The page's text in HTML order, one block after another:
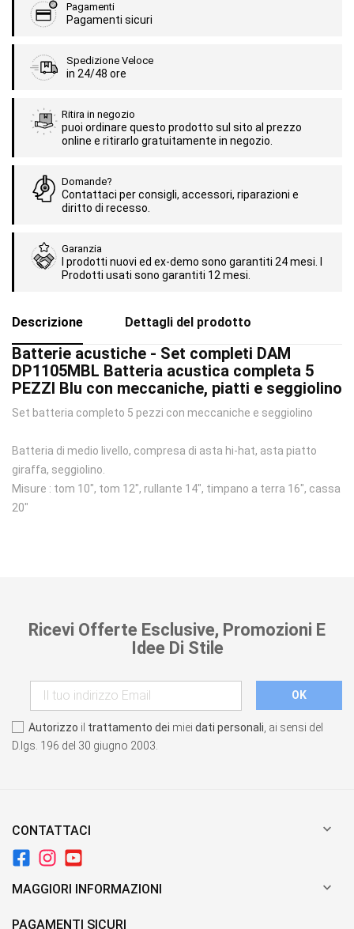
Pagamenti
Pagamenti sicuri
Spedizione Veloce
in 24/48 ore
Ritira in negozio
puoi ordinare questo prodotto sul sito al prezzo
online e ritirarlo gratuitamente in negozio.
Domande?
Contattaci per consigli, accessori, riparazioni e
diritto di recesso.
Garanzia
I prodotti nuovi ed ex-demo sono garantiti 24 mesi. I
Prodotti usati sono garantiti 12 mesi.
Descrizione Dettagli del prodotto
Batterie acustiche - Set completi DAM
DP1105MBL Batteria acustica completa 5
PEZZI Blu con meccaniche, piatti e seggiolino
Set batteria completo 5 pezzi con meccaniche e seggiolino
Batteria di medio livello, compresa di asta hi-hat, asta piatto
giraffa, seggiolino.
Misure : tom 10", tom 12", rullante 14", timpano a terra 16", cassa
20"
Ricevi Offerte Esclusive, Promozioni E
Idee Di Stile
Autorizzo il trattamento dei miei dati personali , ai sensi del
D.lgs. 196 del 30 giugno 2003.
CONTATTACI 
MAGGIORI INFORMAZIONI 
PAGAMENTI SICURI